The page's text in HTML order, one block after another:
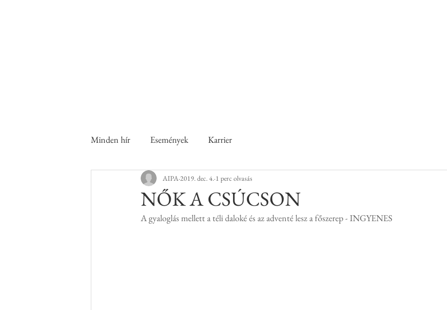
Minden hír Események Karrier
NŐK A CSÚCSON
AIPA 2019. dec. 4. 1 perc olvasás
A gyaloglás mellett a téli daloké és az adventé lesz a főszerep - INGYENES